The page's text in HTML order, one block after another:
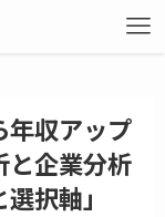
年収アップ
と企業分析
択軸」